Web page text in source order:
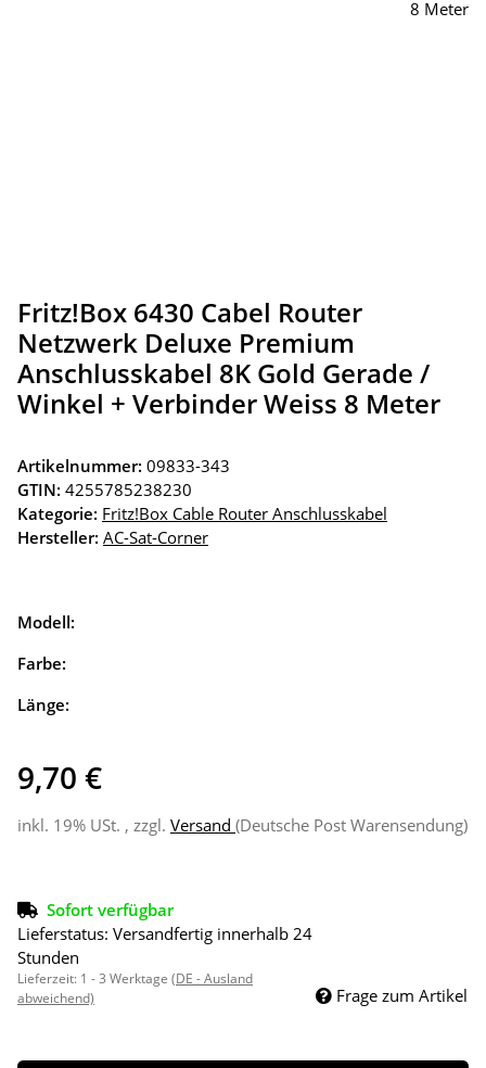
Fritz!Box 6430 Cabel Router
Netzwerk Deluxe Premium
Anschlusskabel 8K Gold Gerade /
Winkel + Verbinder Weiss 8 Meter
Artikelnummer: 09833-343
GTIN: 4255785238230
Kategorie: Fritz!Box Cable Router Anschlusskabel
Hersteller: AC-Sat-Corner
Modell:
Farbe:
Länge:
9,70 €
inkl. 19% USt. , zzgl. Versand (Deutsche Post Warensendung)
Sofort verfügbar
Lieferstatus: Versandfertig innerhalb 24
Stunden
Lieferzeit: 1 - 3 Werktage (DE - Ausland
abweichend)
Frage zum Artikel